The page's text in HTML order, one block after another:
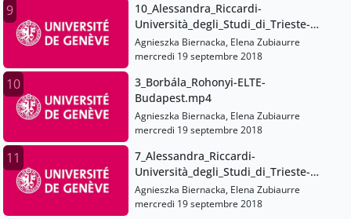
9
10_Alessandra_Riccardi-
Università_degli_Studi_di_Trieste-
EN.mp4
Agnieszka Biernacka, Elena Zubiaurre
mercredi 19 septembre 2018
10
3_Borbála_Rohonyi-ELTE-
Budapest.mp4
Agnieszka Biernacka, Elena Zubiaurre
mercredi 19 septembre 2018
11
7_Alessandra_Riccardi-
Università_degli_Studi_di_Trieste-
EN.mp4
Agnieszka Biernacka, Elena Zubiaurre
mercredi 19 septembre 2018